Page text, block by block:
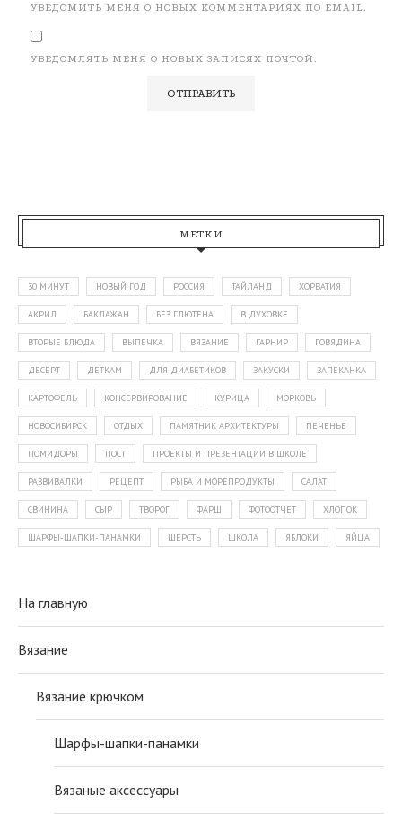
УВЕДОМИТЬ МЕНЯ О НОВЫХ КОММЕНТАРИЯХ ПО EMAIL.
УВЕДОМЛЯТЬ МЕНЯ О НОВЫХ ЗАПИСЯХ ПОЧТОЙ.
МЕТКИ
30 МИНУТ НОВЫЙ ГОД РОССИЯ ТАЙЛАНД ХОРВАТИЯ
АКРИЛ БАКЛАЖАН БЕЗ ГЛЮТЕНА В ДУХОВКЕ
ВТОРЫЕ БЛЮДА ВЫПЕЧКА ВЯЗАНИЕ ГАРНИР ГОВЯДИНА
ДЕСЕРТ ДЕТКАМ ДЛЯ ДИАБЕТИКОВ ЗАКУСКИ ЗАПЕКАНКА
КАРТОФЕЛЬ КОНСЕРВИРОВАНИЕ КУРИЦА МОРКОВЬ
НОВОСИБИРСК ОТДЫХ ПАМЯТНИК АРХИТЕКТУРЫ ПЕЧЕНЬЕ
ПОМИДОРЫ ПОСТ ПРОЕКТЫ И ПРЕЗЕНТАЦИИ В ШКОЛЕ
РАЗВИВАЛКИ РЕЦЕПТ РЫБА И МОРЕПРОДУКТЫ САЛАТ
СВИНИНА СЫР ТВОРОГ ФАРШ ФОТООТЧЕТ ХЛОПОК
ШАРФЫ-ШАПКИ-ПАНАМКИ ШЕРСТЬ ШКОЛА ЯБЛОКИ ЯЙЦА
На главную
Вязание
Вязание крючком
Шарфы-шапки-панамки
Вязаные аксессуары